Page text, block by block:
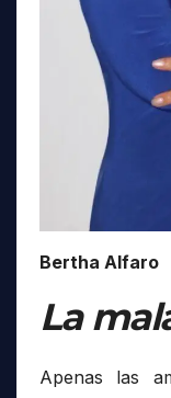
Bertha Alfaro
La
Apenas las